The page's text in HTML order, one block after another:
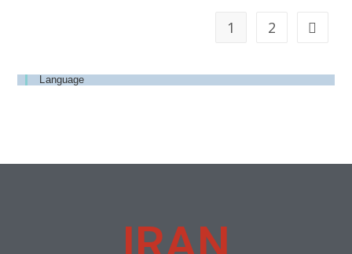
1 2
Language